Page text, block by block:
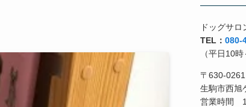
ドッグサロ
TEL： 080-
（平日10
〒630-0261
生駒市西旭
営業時間